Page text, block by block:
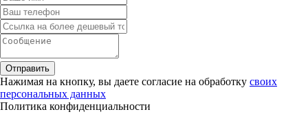
Отправить
Нажимая на кнопку, вы даете согласие на обработку своих
персональных данных
Политика конфиденциальности